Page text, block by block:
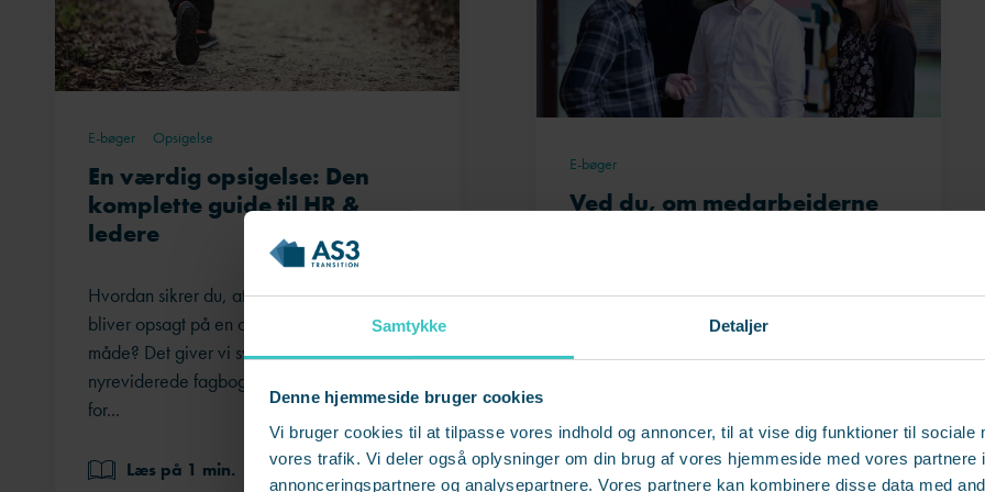
Samtykke Detaljer
Denne hjemmeside bruger cookies
Vi bruger cookies til at tilpasse vores indhold og annoncer, til at vise dig funktioner til sociale
vores trafik. Vi deler også oplysninger om din brug af vores hjemmeside med vores partnere
annonceringspartnere og analysepartnere. Vores partnere kan kombinere disse data med
E-bøger Opsigelse
En værdig opsigelse: Den
komplette guide til HR &
ledere
Hvordan sikrer du, at dine medarbejdere
bliver opsagt på en ordentlig og værdig
måde? Det giver vi svaret på i vores helt
nyreviderede fagbog 'En værdig opsigelse –
for...
Læs på 1 min.
E-bøger
Ved du, om medarbejderne
Trivsel kommer på dagsordenen i rigtig
mange virksomheder. Hvorfor? Jo,
medarbejdere, der trives, er mere effektive,
Læs på 2 min.